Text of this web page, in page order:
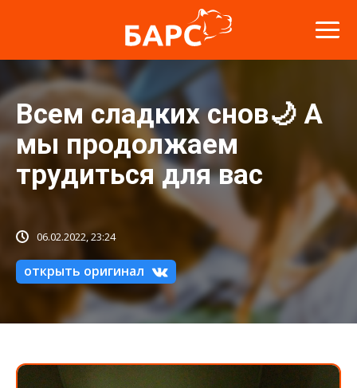
Всем сладких снов🌙 А
мы продолжаем
трудиться для вас
06.02.2022, 23:24
открыть оригинал